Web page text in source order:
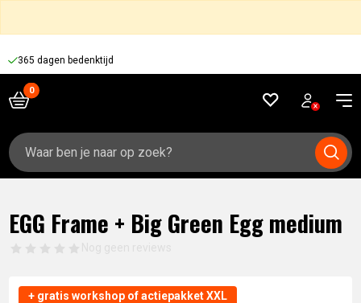
365 dagen bedenktijd
Zoeken
naar:
EGG Frame + Big Green Egg medium
+ gratis workshop of actiepakket XXL